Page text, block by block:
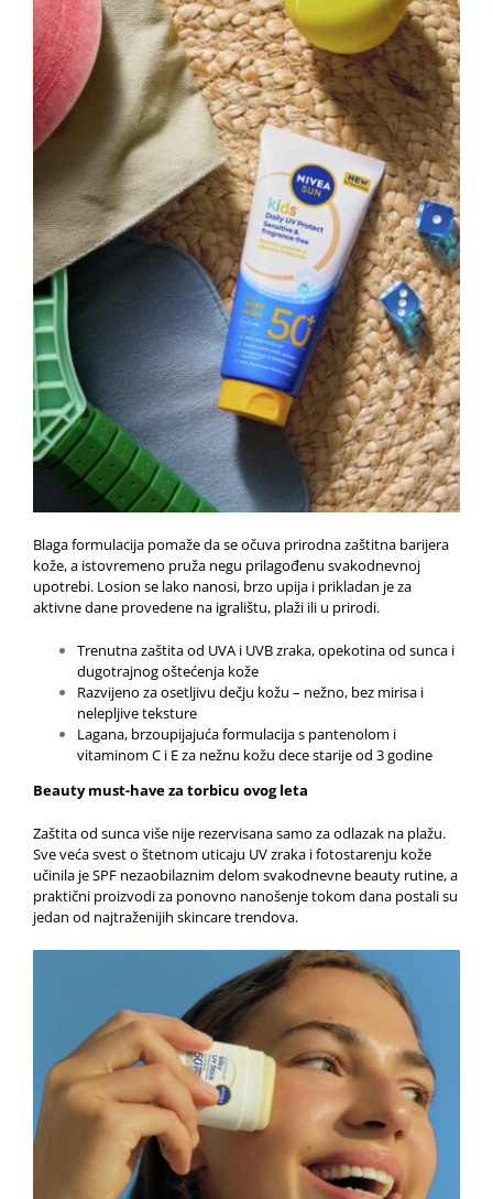
Blaga formulacija pomaže da se očuva prirodna zaštitna barijera
kože, a istovremeno pruža negu prilagođenu svakodnevnoj
upotrebi. Losion se lako nanosi, brzo upija i prikladan je za
aktivne dane provedene na igralištu, plaži ili u prirodi.
Trenutna zaštita od UVA i UVB zraka, opekotina od sunca i
dugotrajnog oštećenja kože
Razvijeno za osetljivu dečju kožu – nežno, bez mirisa i
nelepljive teksture
Lagana, brzoupijajuća formulacija s pantenolom i
vitaminom C i E za nežnu kožu dece starije od 3 godine
Beauty must-have za torbicu ovog leta
Zaštita od sunca više nije rezervisana samo za odlazak na plažu.
Sve veća svest o štetnom uticaju UV zraka i fotostarenju kože
učinila je SPF nezaobilaznim delom svakodnevne beauty rutine, a
praktični proizvodi za ponovno nanošenje tokom dana postali su
jedan od najtraženijih skincare trendova.